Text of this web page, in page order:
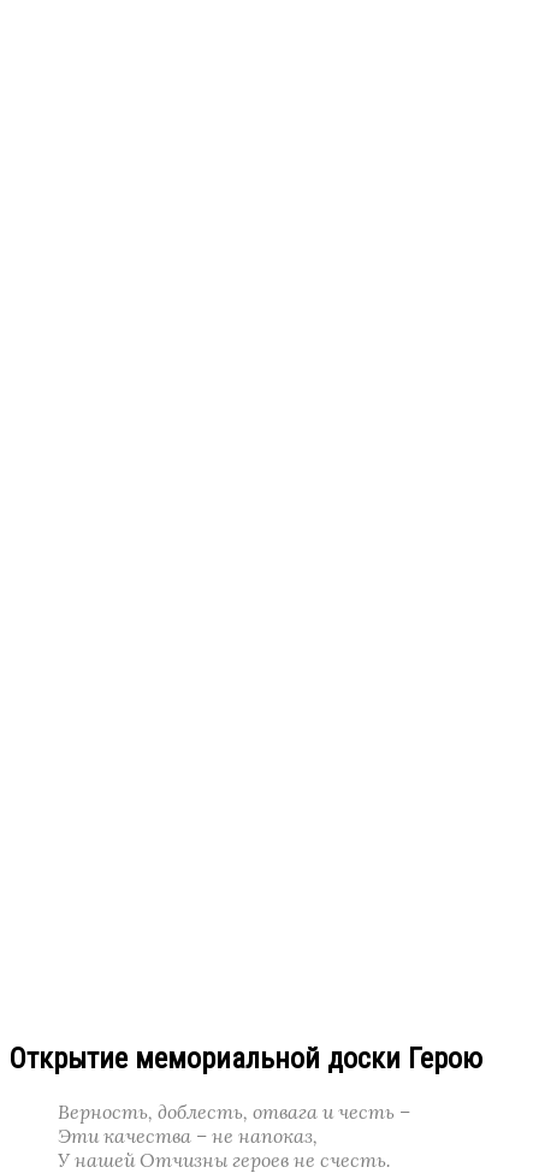
Открытие мемориальной доски Герою
Верность, доблесть, отвага и честь –
Эти качества – не напоказ,
У нашей Отчизны героев не счесть.